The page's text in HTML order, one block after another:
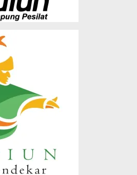
- 23:25 WIB
Pimpinan Daerah (DPD)
Musyawarah…